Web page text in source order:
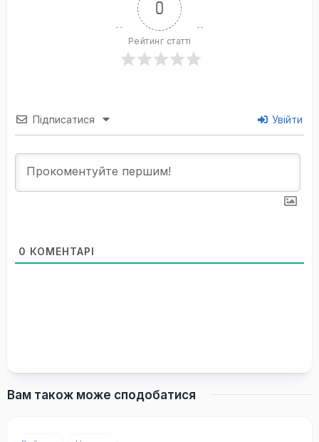
0
Рейтинг статті
Підписатися Увійти
0 КОМЕНТАРІ
Вам також може сподобатися